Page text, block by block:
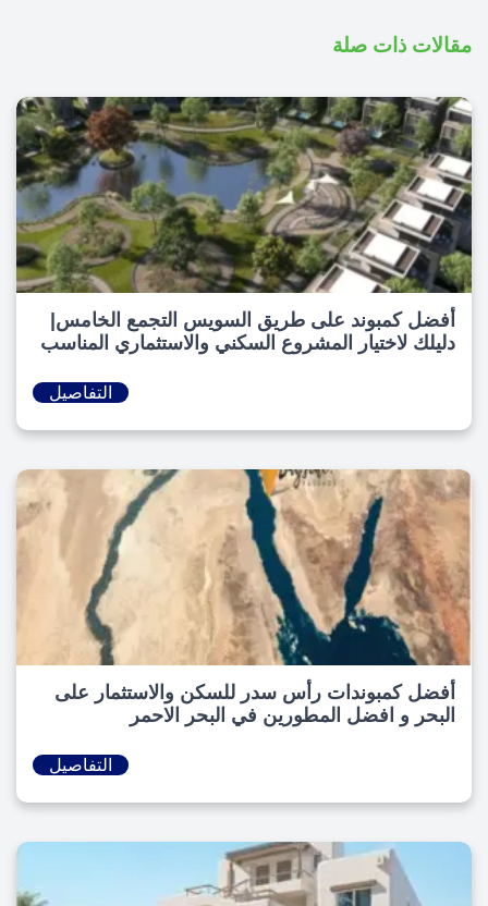
مقالات ذات صلة
أفضل كمبوند على طريق السويس التجمع الخامس|
دليلك لاختيار المشروع السكني والاستثماري المناسب
التفاصيل
أفضل كمبوندات رأس سدر للسكن والاستثمار على
البحر و افضل المطورين في البحر الاحمر
التفاصيل